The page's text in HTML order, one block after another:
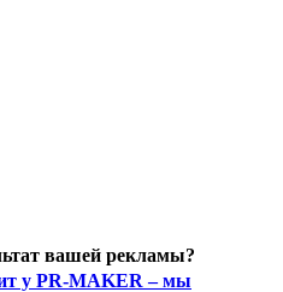
вашей рекламы?
у PR-MAKER – мы